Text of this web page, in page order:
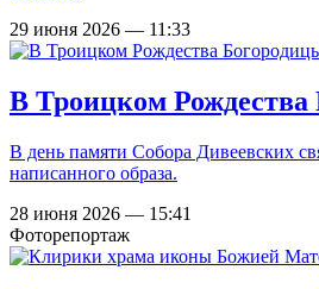
29 июня 2026 — 11:33
В Троицком
В день памяти Собора Дивеевских
написанного образа.
28 июня 2026 — 15:41
Фоторепортаж